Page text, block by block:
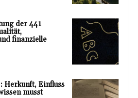
der 441
finanzielle
Herkunft, Einfluss
musst